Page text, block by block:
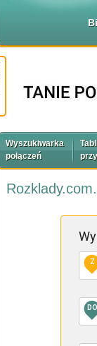
Wyszukiwarka
połączeń
Z
DO